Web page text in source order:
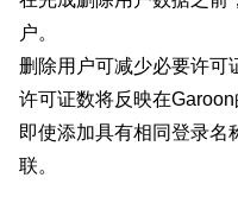
户。
删除用户可减少必要许可
许可证数将反映在Garoon
即使添加具有相同登录名
联。